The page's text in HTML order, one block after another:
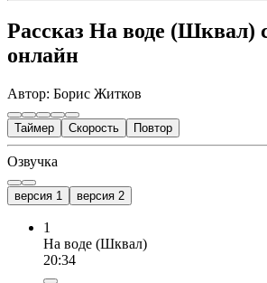
Рассказ На воде (Шквал)
онлайн
Автор: Борис Житков
Таймер Скорость Повтор
Озвучка
версия 1 версия 2
1
На воде (Шквал)
20:34